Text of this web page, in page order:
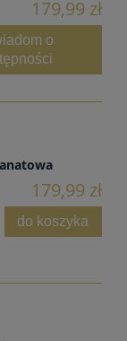
179,99 zł
o
179,99 zł
do koszyka